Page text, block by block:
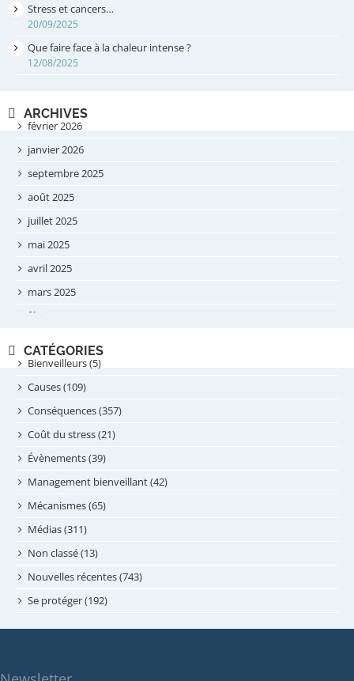
Stress et cancers…
20/09/2025
Que faire face à la chaleur intense ?
12/08/2025
ARCHIVES
février 2026
janvier 2026
septembre 2025
août 2025
juillet 2025
mai 2025
avril 2025
mars 2025
février 2025
septembre 2024
août 2024
juillet 2024
juin 2024
mai 2024
avril 2024
février 2024
janvier 2024
novembre 2023
octobre 2023
septembre 2023
mars 2023
CATÉGORIES
Bienveilleurs (5)
Causes (109)
Conséquences (357)
Coût du stress (21)
Évènements (39)
Management bienveillant (42)
Mécanismes (65)
Médias (311)
Non classé (13)
Nouvelles récentes (743)
Se protéger (192)